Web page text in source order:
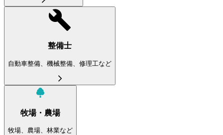
整備士
自動車整備、機械整備、修理工など
牧場・農場
牧場、農場、林業など